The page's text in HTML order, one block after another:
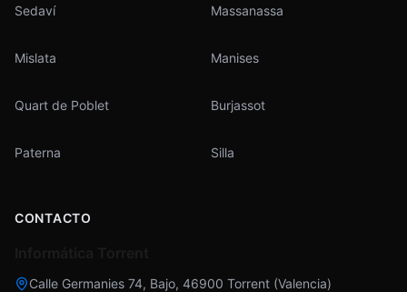
Sedaví Massanassa
Mislata Manises
Quart de Poblet Burjassot
Paterna Silla
CONTACTO
Calle Germanies 74, Bajo, 46900 Torrent (Valencia)